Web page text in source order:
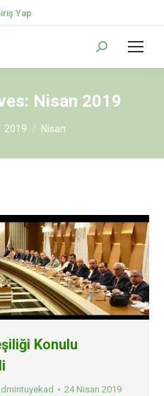
Yap
Search:
Nisan 2019
2019 Nisan
Konulu
24 Nisan 2019